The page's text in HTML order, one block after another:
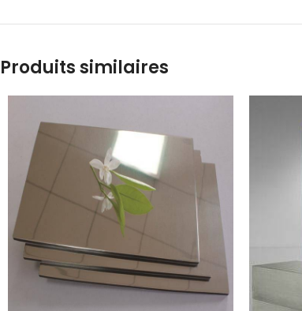
Produits similaires